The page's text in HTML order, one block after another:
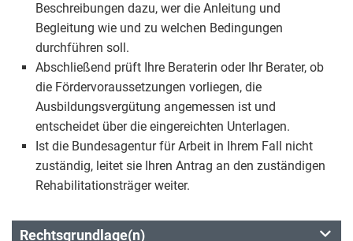
Beschreibungen dazu, wer die Anleitung und
Begleitung wie und zu welchen Bedingungen
durchführen soll.
Abschließend prüft Ihre Beraterin oder Ihr Berater, ob
die Fördervoraussetzungen vorliegen, die
Ausbildungsvergütung angemessen ist und
entscheidet über die eingereichten Unterlagen.
Ist die Bundesagentur für Arbeit in Ihrem Fall nicht
zuständig, leitet sie Ihren Antrag an den zuständigen
Rehabilitationsträger weiter.
Rechtsgrundlage(n)